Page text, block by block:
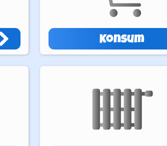
Konsum